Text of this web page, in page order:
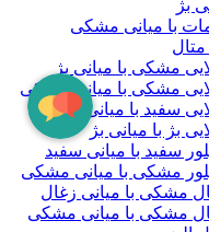
بژ
با میانی مشکی
مشکی با میانی بژ
مشکی با میانی مشکی
سفید با میانی سفید
بژ با میانی بژ
سفید با میانی سفید
مشکی با میانی مشکی
مشکی با میانی زغال
مشکی با میانی مشکی